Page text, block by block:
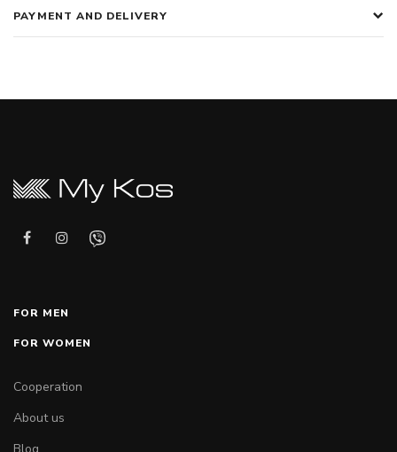
PAYMENT AND DELIVERY
FOR MEN
FOR WOMEN
Cooperation
About us